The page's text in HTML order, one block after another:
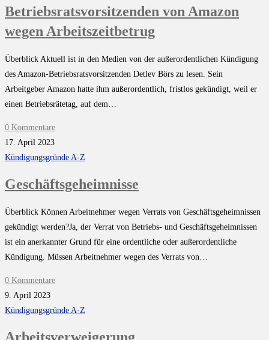
Betriebsratsvorsitzenden von Amazon
wegen Arbeitszeitbetrug
Überblick Aktuell ist in den Medien von der außerordentlichen Kündigung
des Amazon-Betriebsratsvorsitzenden Detlev Börs zu lesen. Sein
Arbeitgeber Amazon hatte ihm außerordentlich, fristlos gekündigt, weil er
einen Betriebsrätetag, auf dem…
0 Kommentare
17. April 2023
Kündigungsgründe A-Z
Geschäftsgeheimnisse
Überblick Können Arbeitnehmer wegen Verrats von Geschäftsgeheimnissen
gekündigt werden?Ja, der Verrat von Betriebs- und Geschäftsgeheimnissen
ist ein anerkannter Grund für eine ordentliche oder außerordentliche
Kündigung. Müssen Arbeitnehmer wegen des Verrats von…
0 Kommentare
9. April 2023
Kündigungsgründe A-Z